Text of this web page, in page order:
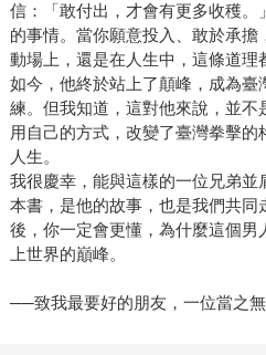
信：「敢付出，才會有更多收穫
的事情。當你願意投入、敢於承
動場上，還是在人生中，這條道理
如今，他終於站上了顛峰，成為臺
練。但我知道，這對他來說，並
用自己的方式，改變了臺灣拳擊
人生。
我很慶幸，能與這樣的一位兄弟並
本書，是他的故事，也是我們共同
後，你一定會更懂，為什麼這個男
上世界的巔峰。
──致我最要好的朋友，一位當之無